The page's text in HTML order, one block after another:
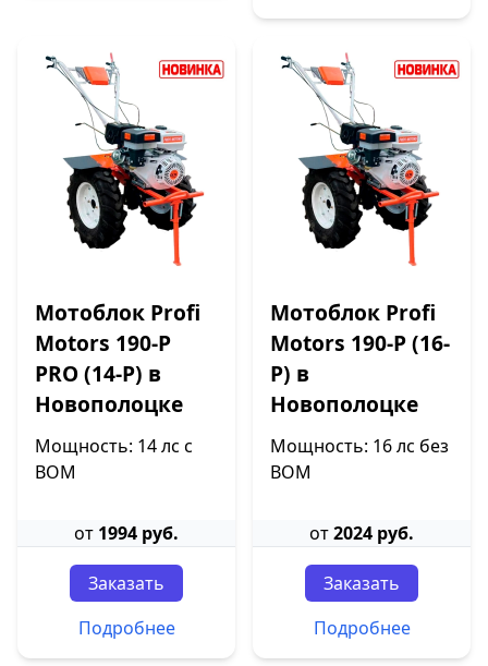
Мотоблок Profi
Motors 190-P
PRO (14-P) в
Новополоцке
Мощность: 14 лс с
ВОМ
от 1994 руб.
Заказать
Подробнее
Мотоблок Profi
Motors 190-P (16-
P) в
Новополоцке
Мощность: 16 лс без
ВОМ
от2024 руб.
Заказать
Подробнее